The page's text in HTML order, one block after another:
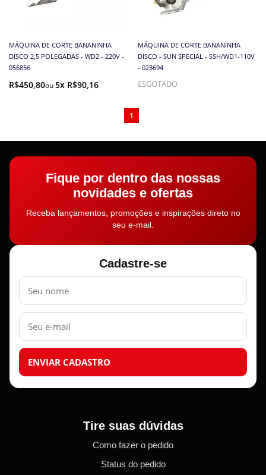
MÁQUINA DE CORTE BANANINHA
DISCO 2,5 POLEGADAS - WD2 - 220V -
056856
R$450,80 5x R$90,16
MÁQUINA DE CORTE BANANINHA
DISCO - SUN SPECIAL - SSH/WD1-110V
- 023694
ESGOTADO
1
Fique por dentro das nossas
novidades e ofertas
Receba lançamentos, promoções e inspirações direto no
seu e-mail.
Cadastre-se
Nome
E-
mail
ENVIAR CADASTRO
Tire suas dúvidas
Como fazer o pedido
Status do pedido